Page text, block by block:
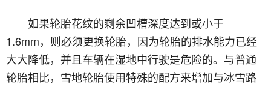
如果轮胎花纹的剩余凹槽深度达到或小于
1.6mm，则必须更换轮胎，因为轮胎的排水能力已经
大大降低，并且车辆在湿地中行驶是危险的。与普通
轮胎相比，雪地轮胎使用特殊的配方来增加与冰雪路